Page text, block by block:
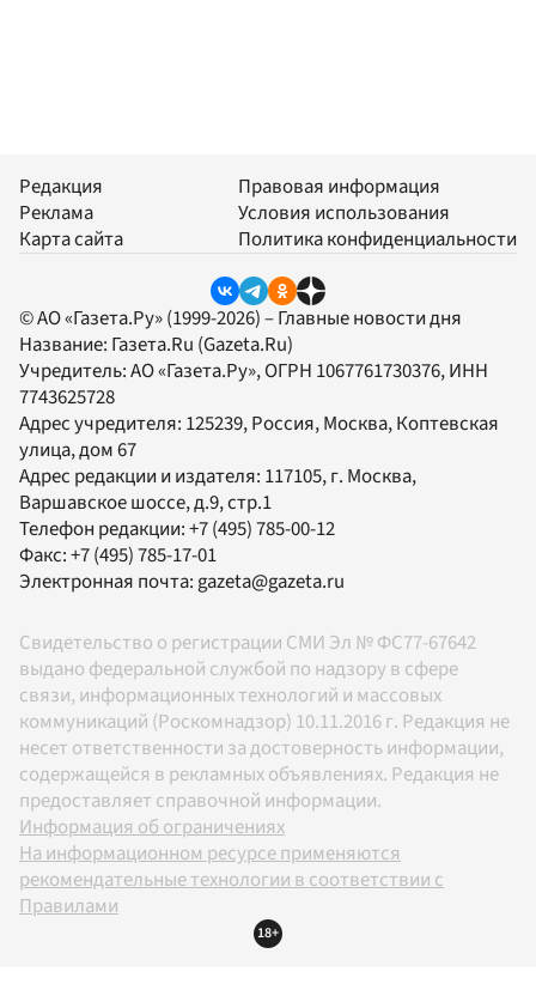
Редакция
Реклама
Карта сайта
Правовая информация
Условия использования
Политика конфиденциальности
© АО «Газета.Ру» (1999-2026) – Главные новости дня
Название: Газета.Ru (Gazeta.Ru)
Учредитель:АО «Газета.Ру», ОГРН 1067761730376, ИНН
7743625728
Адрес учредителя: 125239, Россия, Москва, Коптевская
улица, дом 67
Адрес редакции и издателя: 117105, г. Москва,
Варшавское шоссе, д.9, стр.1
Телефон редакции:+7 (495) 785-00-12
Факс:+7 (495) 785-17-01
Электронная почта: gazeta@gazeta.ru
Свидетельство о регистрации СМИ Эл № ФС77-67642
выдано федеральной службой по надзору в сфере
связи, информационных технологий и массовых
коммуникаций (Роскомнадзор) 10.11.2016 г. Редакция не
несет ответственности за достоверность информации,
содержащейся в рекламных объявлениях. Редакция не
предоставляет справочной информации.
Информация об ограничениях
На информационном ресурсе применяются
рекомендательные технологии в соответствии с
Правилами
18+